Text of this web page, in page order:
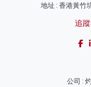
地址 : 香港黃竹
追
公司 :